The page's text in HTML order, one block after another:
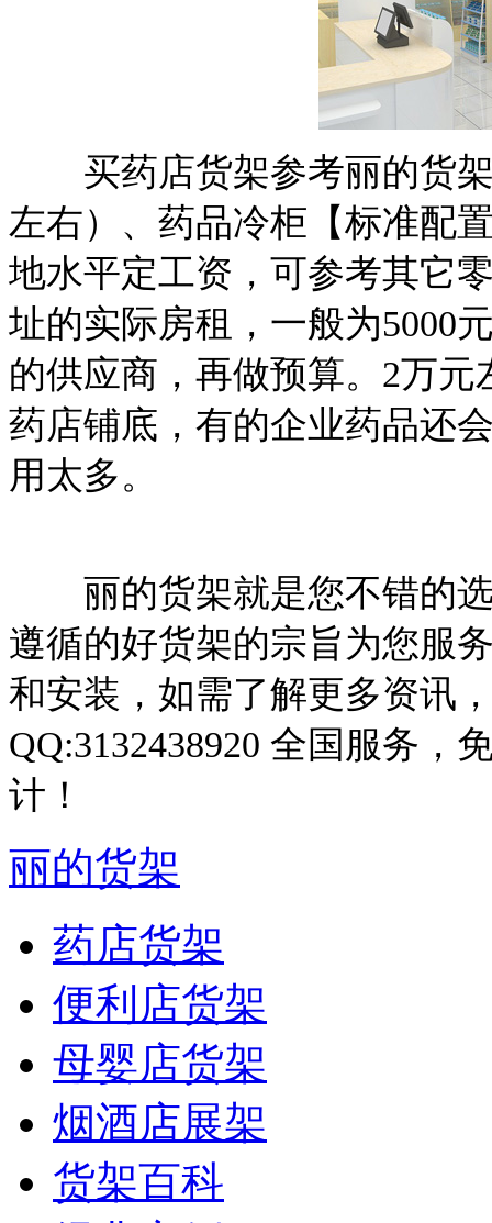
买药店货架参考丽的货架
左右）、药品冷柜【标准配
地水平定工资，可参考其它
址的实际房租，一般为5000
的供应商，再做预算。2万
药店铺底，有的企业药品还
用太多。
丽的货架就是您不错的选
遵循的好货架的宗旨为您服
和安装，如需了解更多资讯
QQ:3132438920 全国服务，
计！
丽的货架
药店货架
便利店货架
母婴店货架
烟酒店展架
货架百科